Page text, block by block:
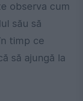
observa cum
său să
timp ce
să ajungă la